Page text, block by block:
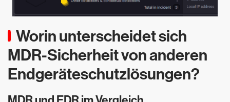
Worin unterscheidet sich
MDR-Sicherheit von anderen
Endgeräteschutzlösungen?